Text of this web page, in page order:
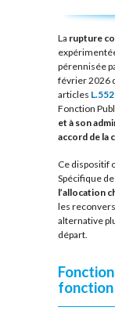
La rupture
pérennisée
février 2026
articles
Fonction
et à son
accord de la
Ce dispositif
Spécifique
l’allocation
les
alternative
départ.
fonction